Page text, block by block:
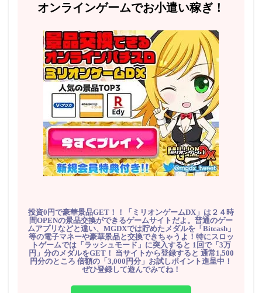
オンラインゲームでお小遣い稼ぎ！
投資0円で豪華景品GET！！「ミリオンゲームDX」は２４時
間OPENの景品交換ができるゲームサイトだよ。普通のゲー
ムアプリなどと違い、MGDXでは貯めたメダルを「Bitcash」
等の電子マネーや豪華景品と交換できちゃうよ！特にスロッ
トゲームでは「ラッシュモード」に突入すると 1回で「3万
円」分のメダルをGET！ 当サイトから登録すると 通常1,500
円分のところ 倍額の「3,000円分」お試しポイント進呈中！
ぜひ登録して遊んでみてね！